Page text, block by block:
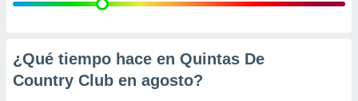
e
mediante
¿Qué tiempo hace en Quintas De
Country Club en agosto?